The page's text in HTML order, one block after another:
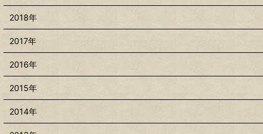
2018年
2017年
2016年
2015年
2014年